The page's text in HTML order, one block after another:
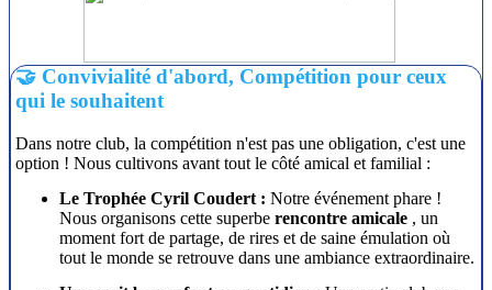
🤝 Convivialité d'abord, Compétition pour ceux
qui le souhaitent
Dans notre club, la compétition n'est pas une obligation, c'est une
option ! Nous cultivons avant tout le côté amical et familial :
Le Trophée Cyril Coudert : Notre événement phare !
Nous organisons cette superbe rencontre amicale , un
moment fort de partage, de rires et de saine émulation où
tout le monde se retrouve dans une ambiance extraordinaire.